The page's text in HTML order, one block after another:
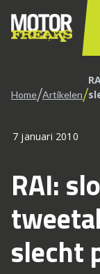
Home/Artikelen/
7 januari 2010
RAI:
slecht